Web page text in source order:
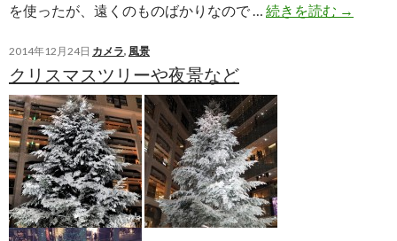
を使ったが、遠くのものばかりなので … 続きを読む 丸
→
2014年12月24日 カメラ, 風景
クリスマスツリーや夜景など